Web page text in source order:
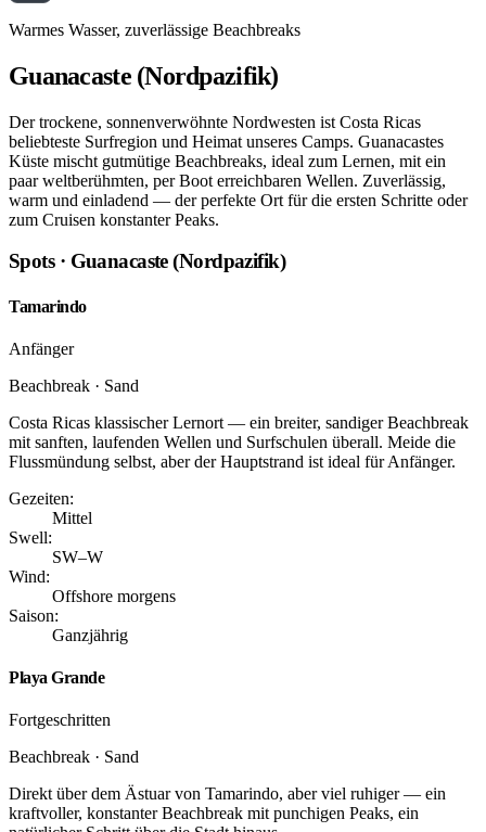
Warmes Wasser, zuverlässige Beachbreaks
Guanacaste (Nordpazifik)
Der trockene, sonnenverwöhnte Nordwesten ist Costa Ricas
beliebteste Surfregion und Heimat unseres Camps. Guanacastes
Küste mischt gutmütige Beachbreaks, ideal zum Lernen, mit ein
paar weltberühmten, per Boot erreichbaren Wellen. Zuverlässig,
warm und einladend — der perfekte Ort für die ersten Schritte oder
zum Cruisen konstanter Peaks.
Spots · Guanacaste (Nordpazifik)
Tamarindo
Anfänger
Beachbreak · Sand
Costa Ricas klassischer Lernort — ein breiter, sandiger Beachbreak
mit sanften, laufenden Wellen und Surfschulen überall. Meide die
Flussmündung selbst, aber der Hauptstrand ist ideal für Anfänger.
Gezeiten:
Mittel
Swell:
SW–W
Wind:
Offshore morgens
Saison:
Ganzjährig
Playa Grande
Fortgeschritten
Beachbreak · Sand
Direkt über dem Ästuar von Tamarindo, aber viel ruhiger — ein
kraftvoller, konstanter Beachbreak mit punchigen Peaks, ein